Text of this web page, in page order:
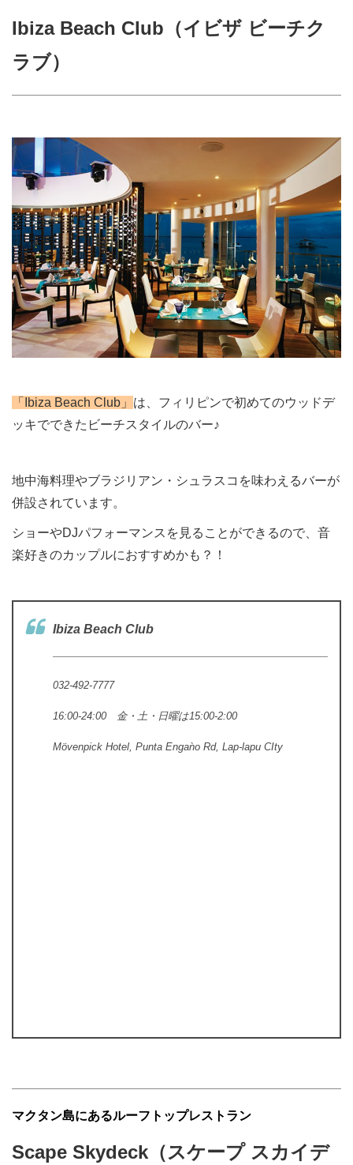
Ibiza Beach Club（イビザ ビーチク
ラブ）
「Ibiza Beach Club」 は、 フィリピンで初めてのウッドデ
ッキでできたビーチスタイルのバー♪
地中海料理やブラジリアン・シュラスコを味わえるバーが
併設されています。
ショーやDJパフォーマンスを見ることができるので、音
楽好きのカップルにおすすめかも？！
Ibiza Beach Club
032-492-7777
16:00-24:00 金・土・日曜は15:00-2:00
Mövenpick Hotel, Punta Engaǹo Rd, Lap-lapu CIty
マクタン島にあるルーフトップレストラン
Scape Skydeck（スケープ スカイデ